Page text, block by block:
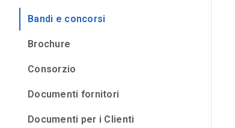
Bandi e concorsi
Brochure
Consorzio
Documenti fornitori
Documenti per i Clienti